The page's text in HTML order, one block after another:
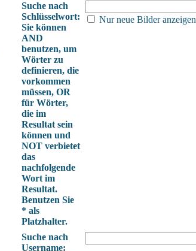
Suche nach
Schlüsselwort:
Sie können
AND
benutzen, um
Wörter zu
definieren, die
vorkommen
müssen, OR
für Wörter,
die im
Resultat sein
können und
NOT verbietet
das
nachfolgende
Wort im
Resultat.
Benutzen Sie
* als
Platzhalter.
Nur neue Bilder anzeigen
Suche nach
Username: